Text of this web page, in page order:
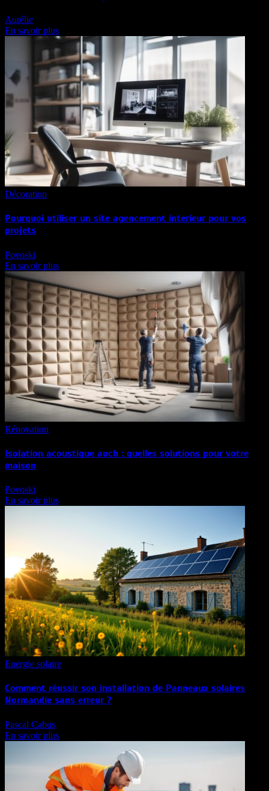
Aurélie
En savoir plus
Décoration
Pourquoi utiliser un site agencement interieur pour vos
projets
Povoski
En savoir plus
Rénovation
Isolation acoustique auch : quelles solutions pour votre
maison
Povoski
En savoir plus
Energie solaire
Comment réussir son installation de Panneaux solaires
Normandie sans erreur ?
Pascal Cabus
En savoir plus